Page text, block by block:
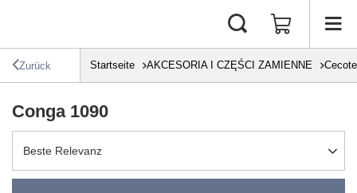
Zurück Startseite AKCESORIA I CZĘŚCI ZAMIENNE
Conga 1090
Sortierung ändern
Beste Relevanz